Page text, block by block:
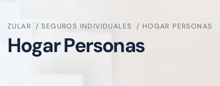
ZULAR SEGUROS INDIVIDUALES HOGAR PERSONAS
Hogar Personas